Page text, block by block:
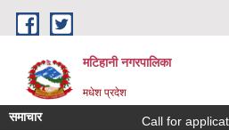
Skip to main content
मटिहानी नगरपालिका
मधेश प्रदेश
समाचार Call for